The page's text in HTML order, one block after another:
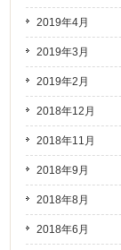
2019年4月
2019年3月
2019年2月
2018年12月
2018年11月
2018年9月
2018年8月
2018年6月